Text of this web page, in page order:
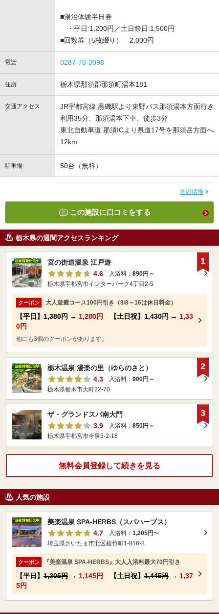
■湯治体験半日券
・平日:1,200円／土日祭日:1,500円
■回数券（5枚綴り） 2,000円
電話 0287-76-3098
住所 栃木県那須郡那須町湯本181
交通アクセス
JR宇都宮線 黒磯駅より東野バス那須湯本方面行き
利用35分、那須湯本下車、徒歩3分
東北自動車道 那須ICより県道17号を那須岳方面へ
12km
駐車場 50台（無料）
施設情報
この施設に口コミをする
栃木県の週間アクセスランキング
宮の街道温泉 江戸遊
4.6
入浴料： 890円～
栃木県宇都宮市インターパーク4丁目2-5
クーポン 大人遊癒コース100円引き（8/8～16は休日料金）
【平日】 1,380円 → 1,280円 【土日祝】 1,430円 → 1,33
0円
他にも3個のクーポンがあります。
1
栃木温泉 湯楽の里（ゆらのさと）
4.3
入浴料： 900円～
栃木県栃木市大町22-70
2
ザ・グランドスパ南大門
3.9
入浴料： 850円～
栃木県宇都宮市今泉3-2-18
3
無料会員登録して続きを見る
人気の施設
美楽温泉 SPA-HERBS（スパハーブス）
4.7
入浴料： 1,205円〜
埼玉県さいたま市北区植竹町1-816-8
クーポン 『美楽温泉 SPA-HERBS』大人入浴料最大70円引き
【平日】 1,205円 → 1,145円 【土日祝】 1,445円 → 1,37
5円